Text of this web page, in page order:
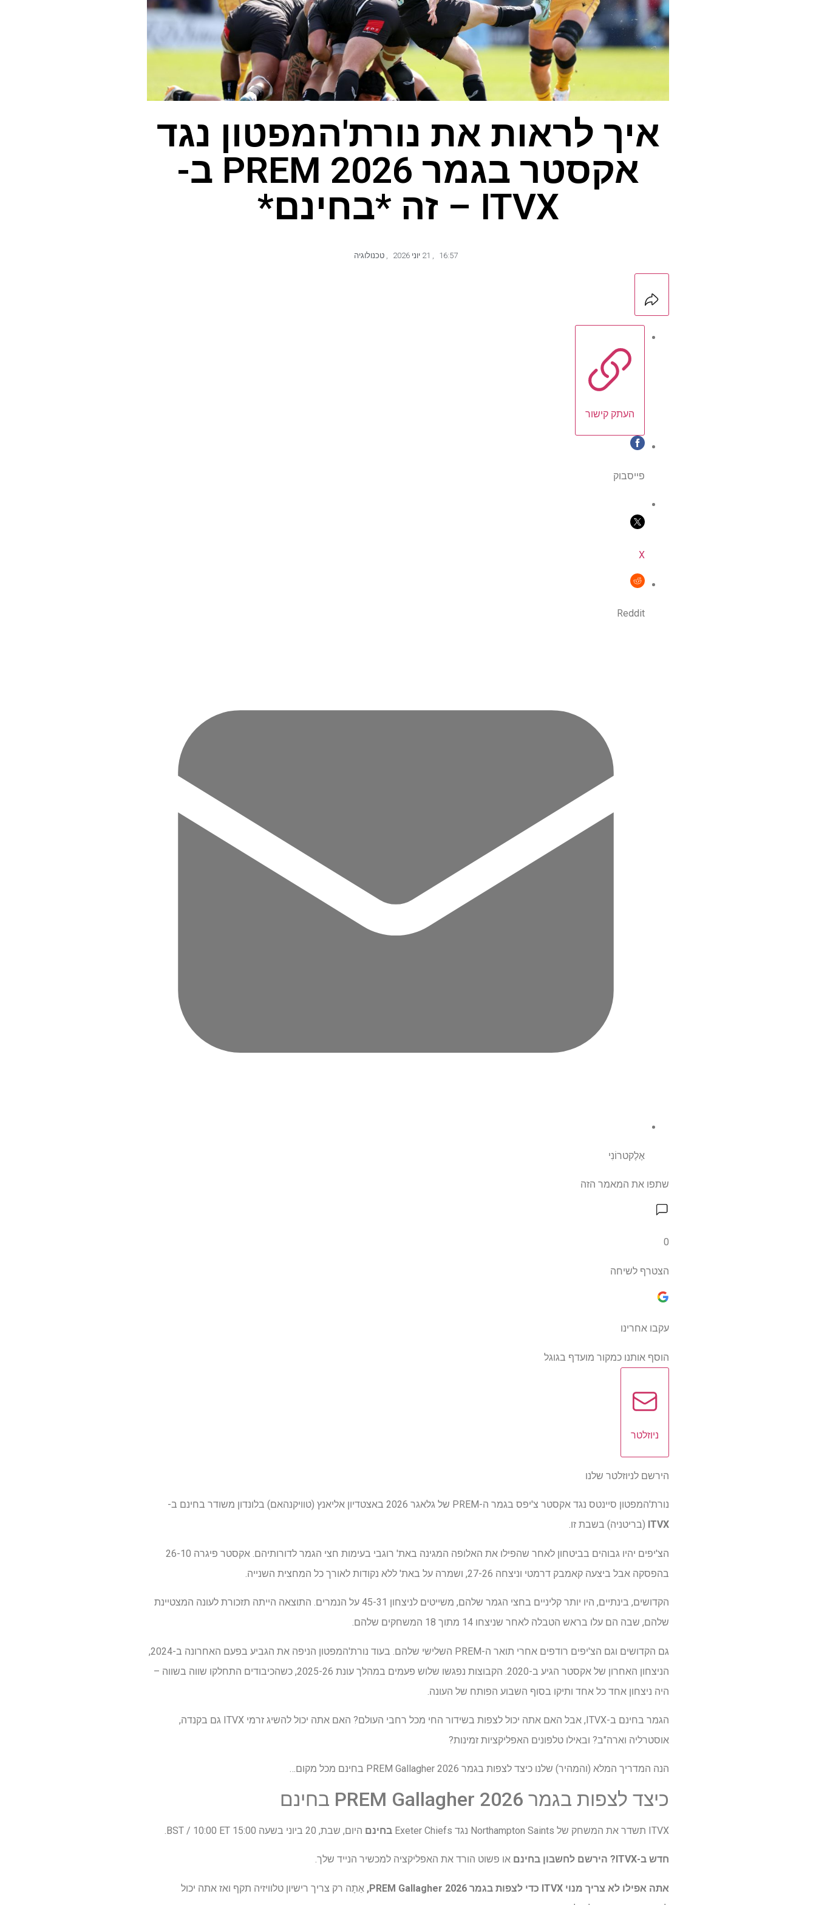
איך לראות את נורת'המפטון נגד
אקסטר בגמר PREM 2026 ב-
ITVX – זה *בחינם*
16:57
,
, טכנולוגיה
העתק קישור
פייסבוק
X
Reddit
אֶלֶקטרוֹנִי
שתפו את המאמר הזה
0
הצטרף לשיחה
עקבו אחרינו
הוסף אותנו כמקור מועדף בגוגל
ניוזלטר
הירשם לניוזלטר שלנו
נורת'המפטון סיינטס נגד אקסטר צ'יפס בגמר ה-PREM של גלאגר 2026 באצטדיון אליאנץ (טוויקנהאם) בלונדון משודר בחינם ב-
ITVX (בריטניה) בשבת זו.
הצ'יפים יהיו גבוהים בביטחון לאחר שהפילו את האלופה המגינה באת' רוגבי בעימות חצי הגמר לדורותיהם. אקסטר פיגרה 26-10
בהפסקה אבל ביצעה קאמבק דרמטי וניצחה 27-26, ושמרה על באת' ללא נקודות לאורך כל המחצית השנייה.
הקדושים, בינתיים, היו יותר קליניים בחצי הגמר שלהם, משייטים לניצחון 45-31 על הנמרים. התוצאה הייתה תזכורת לעונה המצטיינת
שלהם, שבה הם עלו בראש הטבלה לאחר שניצחו 14 מתוך 18 המשחקים שלהם.
גם הקדושים וגם הצ'יפים רודפים אחרי תואר ה-PREM השלישי שלהם. בעוד נורת'המפטון הניפה את הגביע בפעם האחרונה ב-2024,
הניצחון האחרון של אקסטר הגיע ב-2020. הקבוצות נפגשו שלוש פעמים במהלך עונת 2025-26, כשהכיבודים התחלקו שווה בשווה –
היה ניצחון אחד כל אחד ותיקו בסוף השבוע הפותח של העונה.
הגמר בחינם ב-ITVX, אבל האם אתה יכול לצפות בשידור החי מכל רחבי העולם? האם אתה יכול להשיג זרמי ITVX גם בקנדה,
אוסטרליה וארה"ב? ובאילו טלפונים האפליקציות זמינות?
הנה המדריך המלא (והמהיר) שלנו כיצד לצפות בגמר PREM Gallagher 2026 בחינם מכל מקום…
כיצד לצפות בגמר PREM Gallagher 2026 בחינם
ITVX תשדר את המשחק של Northampton Saints נגד Exeter Chiefs בחינם היום, שבת, 20 ביוני בשעה 15:00 BST / 10:00 ET.
חדש ב-ITVX? הירשם לחשבון בחינם או פשוט הורד את האפליקציה למכשיר הנייד שלך.
אתה אפילו לא צריך מנוי ITVX כדי לצפות בגמר PREM Gallagher 2026, אַתָה רק צריך רישיון טלוויזיה תקף ואז אתה יכול